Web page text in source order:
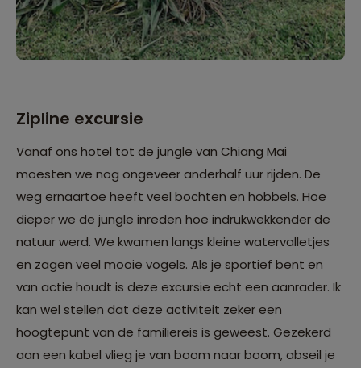
Zipline excursie
Vanaf ons hotel tot de jungle van Chiang Mai
moesten we nog ongeveer anderhalf uur rijden. De
weg ernaartoe heeft veel bochten en hobbels. Hoe
dieper we de jungle inreden hoe indrukwekkender de
natuur werd. We kwamen langs kleine watervalletjes
en zagen veel mooie vogels. Als je sportief bent en
van actie houdt is deze excursie echt een aanrader. Ik
kan wel stellen dat deze activiteit zeker een
hoogtepunt van de familiereis is geweest. Gezekerd
aan een kabel vlieg je van boom naar boom, abseil je